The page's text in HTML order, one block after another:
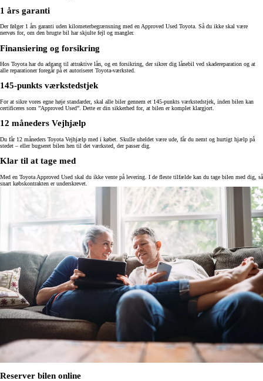
1 års garanti
Der følger 1 års garanti uden kilometerbegrænsning med en Approved Used Toyota. Så du ikke skal være
nervøs for, om den brugte bil har skjulte fejl og mangler.
Finansiering og forsikring
Hos Toyota har du adgang til attraktive lån, og en forsikring, der sikrer dig lånebil ved skadereparation og at
alle reparationer foregår på et autoriseret Toyota-værksted.
145-punkts værkstedstjek
For at sikre vores egne høje standarder, skal alle biler gennem et 145-punkts værkstedstjek, inden bilen kan
certificeres som ”Approved Used”. Dette er din sikkerhed for, at bilen er komplet klargjort.
12 måneders Vejhjælp
Du får 12 måneders Toyota Vejhjælp med i købet. Skulle uheldet være ude, får du nemt og hurtigt hjælp på
stedet – eller bugseret bilen hen til det værksted, der passer dig.
Klar til at tage med
Med en Toyota Approved Used skal du ikke vente på levering. I de fleste tilfælde kan du tage bilen med dig, så
snart købskontrakten er underskrevet.
Reserver bilen online